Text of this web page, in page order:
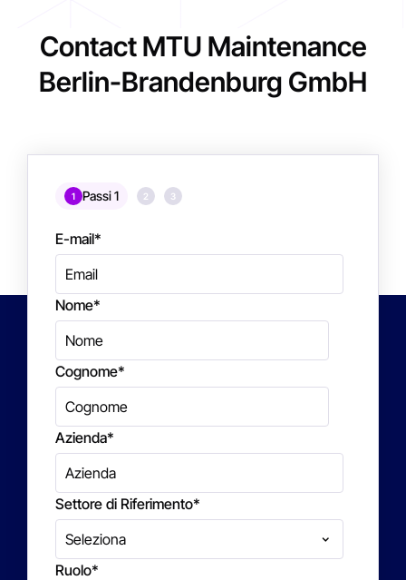
Contact MTU Maintenance
Berlin-Brandenburg GmbH
1 Passi 1 2 3
E-mail*
Nome*
Cognome*
Azienda*
Settore di Riferimento*
Ruolo*